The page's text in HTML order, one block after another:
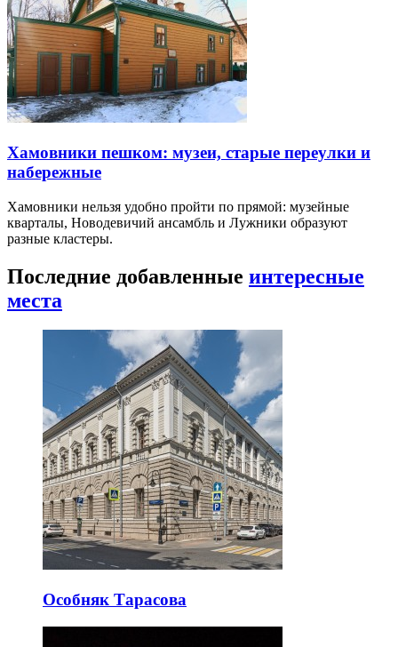
Хамовники пешком: музеи, старые переулки и
набережные
Хамовники нельзя удобно пройти по прямой: музейные
кварталы, Новодевичий ансамбль и Лужники образуют
разные кластеры.
Последние добавленные интересные
места
Особняк Тарасова